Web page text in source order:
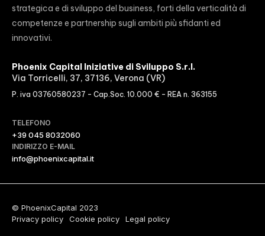
strategica e di sviluppo del business, forti della verticalità di
competenze e partnership sugli ambiti più sfidanti ed
innovativi.
Phoenix Capital Iniziative di Sviluppo S.r.l.
Via Torricelli, 37, 37136, Verona (VR)
P. iva 03760580237 – Cap.Soc. 10.000 € – REA n. 363155
TELEFONO
+39 045 8032060
INDIRIZZO E-MAIL
info@phoenixcapital.it
© PhoenixCapital 2023
Privacy policy
Cookie policy Legal policy